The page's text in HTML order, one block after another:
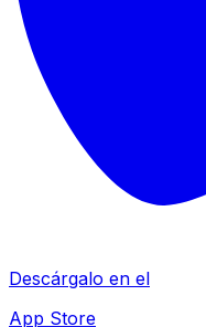
Descárgalo en el
App Store